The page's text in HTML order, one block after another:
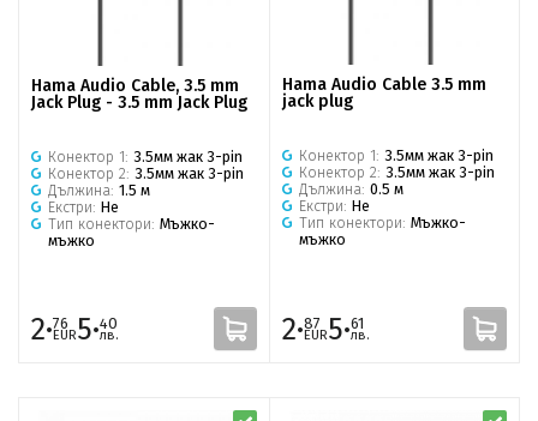
Hama Audio Cable, 3.5 mm
Jack Plug - 3.5 mm Jack Plug
Конектор 1: 3.5мм жак 3-pin
Конектор 2: 3.5мм жак 3-pin
Дължина: 1.5 м
Екстри: Не
Тип конектори: Мъжко-
мъжко
2·76
EUR5·40
лв.
Hama Audio Cable 3.5 mm
jack plug
Конектор 1: 3.5мм жак 3-pin
Конектор 2: 3.5мм жак 3-pin
Дължина: 0.5 м
Екстри: Не
Тип конектори: Мъжко-
мъжко
2·87
EUR5·61
лв.